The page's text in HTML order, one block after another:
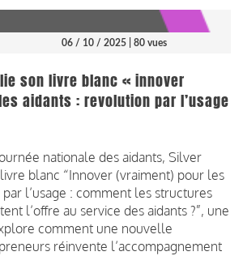
06 / 10 / 2025 | 80 vues
son livre blanc « innover
aidants : revolution par l’usage
nationale des aidants, Silver
blanc “Innover (vraiment) pour les
l’usage : comment les structures
l’offre au service des aidants ?”, une
comment une nouvelle
réinvente l’accompagnement